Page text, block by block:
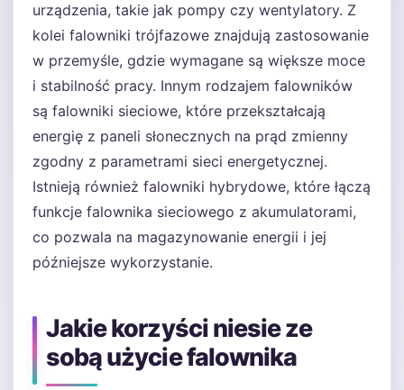
urządzenia, takie jak pompy czy wentylatory. Z
kolei falowniki trójfazowe znajdują zastosowanie
w przemyśle, gdzie wymagane są większe moce
i stabilność pracy. Innym rodzajem falowników
są falowniki sieciowe, które przekształcają
energię z paneli słonecznych na prąd zmienny
zgodny z parametrami sieci energetycznej.
Istnieją również falowniki hybrydowe, które łączą
funkcje falownika sieciowego z akumulatorami,
co pozwala na magazynowanie energii i jej
późniejsze wykorzystanie.
Jakie korzyści niesie ze
sobą użycie falownika